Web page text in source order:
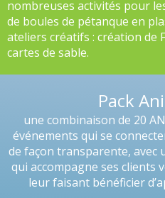
nombreuses activités pour
de boules de pétanque en
ateliers créatifs : création de
cartes de sable.
Pack
une combinaison de 20
événements qui se
de façon transparente, avec
qui accompagne ses clients
leur faisant bénéficier